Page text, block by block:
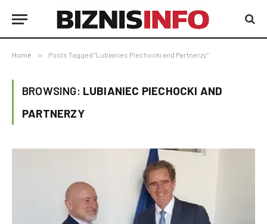
Home » Posts Tagged "Lubianiec Piechocki and Partnerzy"
BROWSING: LUBIANIEC PIECHOCKI AND
PARTNERZY